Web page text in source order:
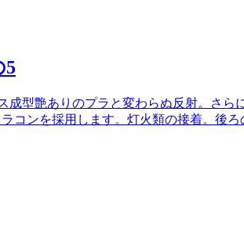
5
成型艶ありのプラと変わらぬ反射。さら
コンを採用します。灯火類の接着。後ろ